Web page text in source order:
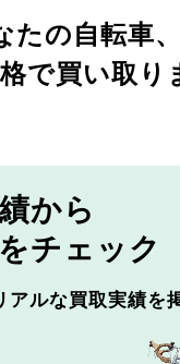
たの自転車、
で買い取り
から
チェック
アルな買取実績を